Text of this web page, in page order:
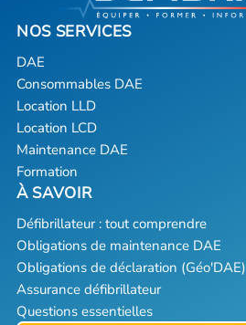
DAE
Consommables DAE
Location LLD
Location LCD
Maintenance DAE
Formation
Défibrillateur : tout comprendre
Obligations de maintenance DAE
Obligations de déclaration (Géo'DAE)
Assurance défibrillateur
Questions essentielles